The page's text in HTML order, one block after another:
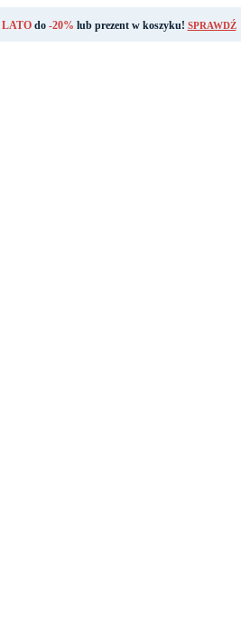
LATOdo -20% lub prezent w koszyku! SPRAWDŹ